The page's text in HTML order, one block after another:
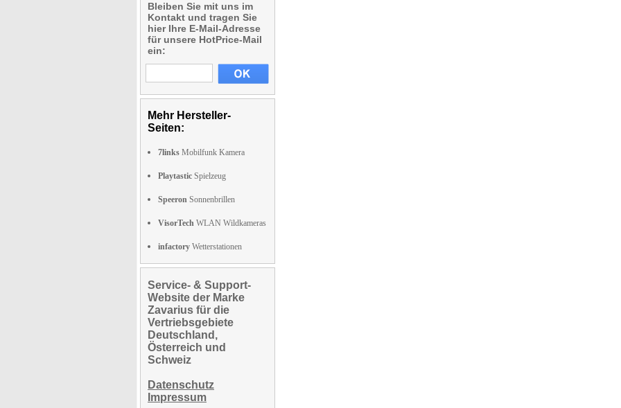
Bleiben Sie mit uns im
Kontakt und tragen Sie
hier Ihre E-Mail-Adresse
für unsere HotPrice-Mail
ein:
Mehr Hersteller-
Seiten:
7links Mobilfunk Kamera
Playtastic Spielzeug
Speeron Sonnenbrillen
VisorTech WLAN Wildkameras
infactory Wetterstationen
Service- & Support-
Website der Marke
Zavarius für die
Vertriebsgebiete
Deutschland,
Österreich und
Schweiz
Datenschutz
Impressum